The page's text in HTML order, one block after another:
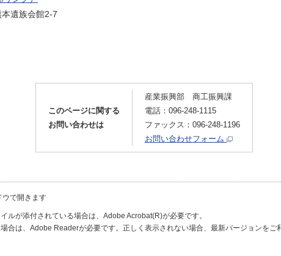
遺族会館2-7
このページに関する
お問い合わせは
産業振興部 商工振興課
電話：096-248-1115
ファックス：096-248-1196
お問い合わせフォーム
ウで開きます
ルが添付されている場合は、Adobe Acrobat(R)が必要です。
合は、Adobe Readerが必要です。正しく表示されない場合、最新バージョンをご